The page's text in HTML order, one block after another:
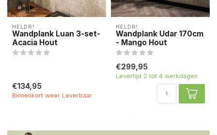
HELDR!
Wandplank Luan 3-set-
Acacia Hout
€134,95
Binnenkort weer Leverbaar
HELDR!
Wandplank Udar 170cm
- Mango Hout
€299,95
Levertijd 2 tot 4 werkdagen